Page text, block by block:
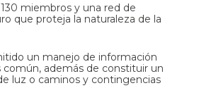
miembros y una red de
que proteja la naturaleza de la
un manejo de información
además de constituir un
luz o caminos y contingencias